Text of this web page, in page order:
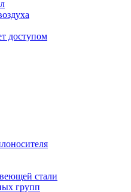
доступом
стали
групп